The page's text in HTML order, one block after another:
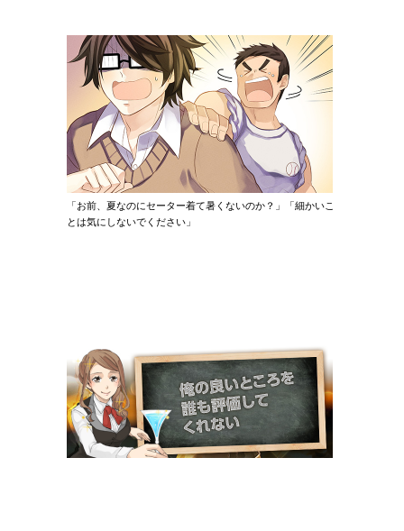
「お前、夏なのにセーター着て暑くないのか？」「細かいこ
とは気にしないでください」